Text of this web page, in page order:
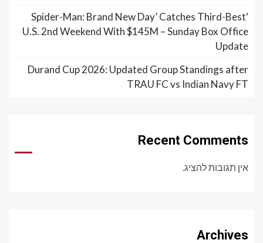
‘Spider-Man: Brand New Day’ Catches Third-Best
U.S. 2nd Weekend With $145M – Sunday Box Office
Update
Durand Cup 2026: Updated Group Standings after
TRAU FC vs Indian Navy FT
Recent Comments
אין תגובות להציג.
Archives